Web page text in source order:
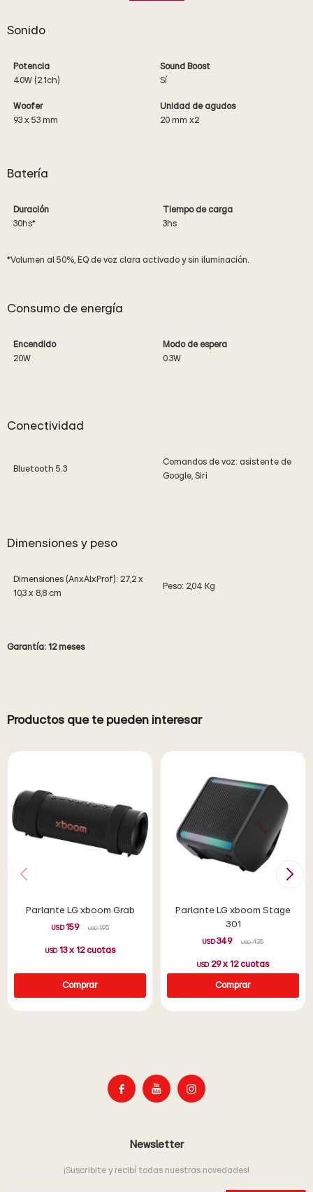
Sonido
Potencia
40W (2.1ch)
Sound Boost
Sí
Woofer
93 x 53 mm
Unidad de agudos
20 mm x2
Batería
Duración
30hs*
Tiempo de carga
3hs
*Volumen al 50%, EQ de voz clara activado y sin iluminación.
Consumo de energía
Encendido
20W
Modo de espera
0.3W
Conectividad
Bluetooth 5.3
Comandos de voz: asistente de
Google, Siri
Dimensiones y peso
Dimensiones (AnxAlxProf): 27,2 x
10,3 x 8,8 cm
Peso: 2,04 Kg
Garantía: 12 meses
Productos que te pueden interesar
Parlante LG xboom Grab
USD 159 USD 195
USD 13x 12cuotas
Parlante LG xboom Stage
301
USD 349 USD 435
USD 29x 12cuotas
  
Newsletter
¡Suscribite y recibí todas nuestras novedades!